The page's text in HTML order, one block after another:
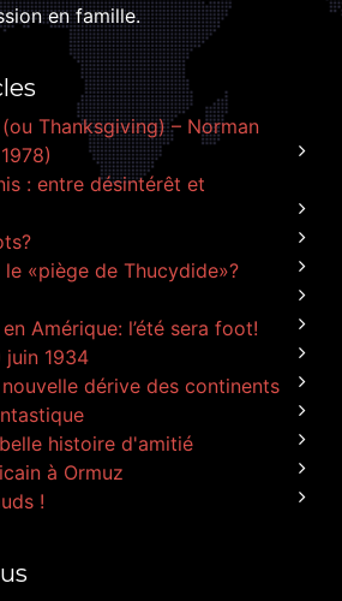
en famille.
Thanksgiving) – Norman
: entre désintérêt et
«piège de Thucydide»?
Amérique: l’été sera foot!
juin 1934
dérive des continents
histoire d'amitié
à Ormuz
!